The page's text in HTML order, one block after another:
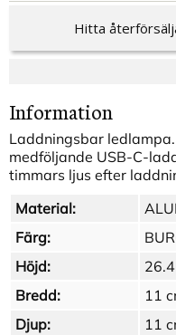
Hitta
Information
Laddningsbar
medföljande USB-C-
timmars ljus efter
Material:
Färg:
Höjd:
Bredd:
11
Djup:
11